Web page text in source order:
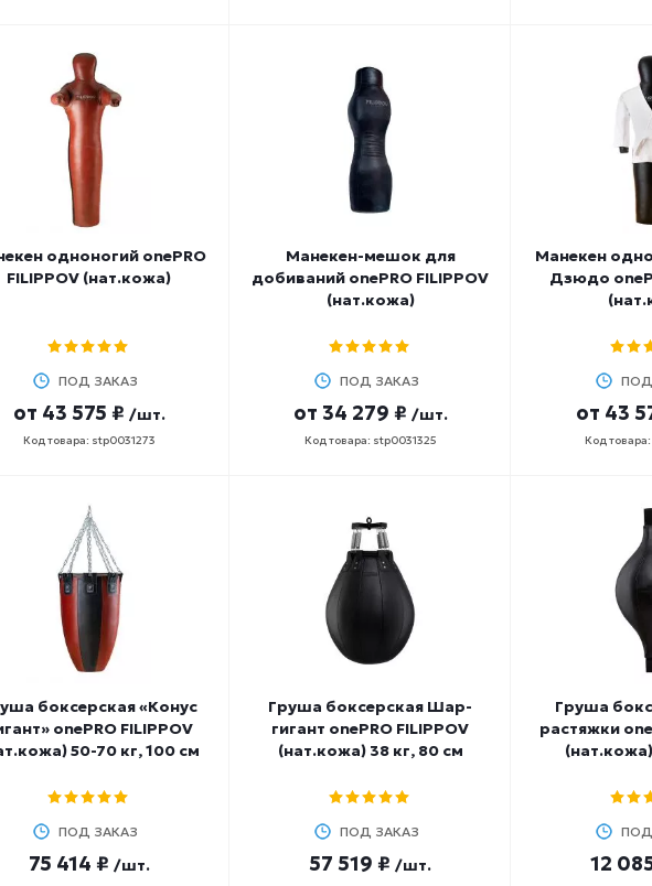
одноногий onePRO
FILIPPOV (нат.кожа)
ПОД ЗАКАЗ
от 43 575 ₽ /шт.
Код товара: stp0031273
Манекен-мешок для
добиваний onePRO FILIPPOV
(нат.кожа)
ПОД ЗАКАЗ
от 34 279 ₽ /шт.
Код товара: stp0031325
Манекен
Дзюдо
ПОД
от 43
Код
боксерская «Конус
onePRO FILIPPOV
50-70 кг, 100 см
ПОД ЗАКАЗ
75 414 ₽ /шт.
Груша боксерская Шар-
гигант onePRO FILIPPOV
(нат.кожа) 38 кг, 80 см
ПОД ЗАКАЗ
57 519 ₽ /шт.
Груша
растяжки
ПОД
12